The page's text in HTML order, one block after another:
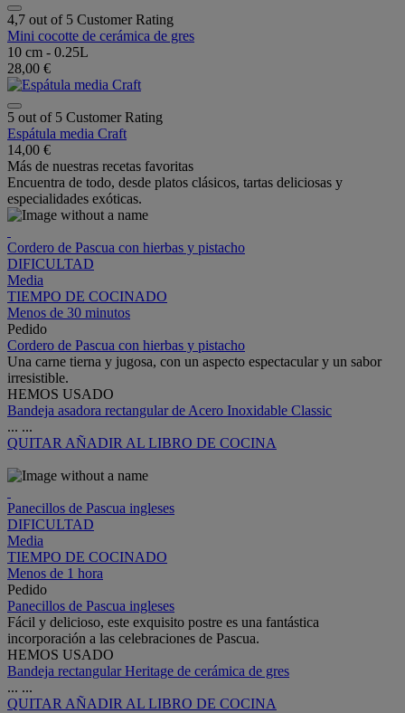
4,7 out of 5 Customer Rating
Mini cocotte de cerámica de gres
10 cm - 0.25L
28,00 €
5 out of 5 Customer Rating
Espátula media Craft
14,00 €
Más de nuestras recetas favoritas
Encuentra de todo, desde platos clásicos, tartas deliciosas y
especialidades exóticas.
Cordero de Pascua con hierbas y pistacho
DIFICULTAD
Media
TIEMPO DE COCINADO
Menos de 30 minutos
Pedido
Cordero de Pascua con hierbas y pistacho
Una carne tierna y jugosa, con un aspecto espectacular y un sabor
irresistible.
HEMOS USADO
Bandeja asadora rectangular de Acero Inoxidable Classic
... ...
QUITAR AÑADIR AL LIBRO DE COCINA
Panecillos de Pascua ingleses
DIFICULTAD
Media
TIEMPO DE COCINADO
Menos de 1 hora
Pedido
Panecillos de Pascua ingleses
Fácil y delicioso, este exquisito postre es una fantástica
incorporación a las celebraciones de Pascua.
HEMOS USADO
Bandeja rectangular Heritage de cerámica de gres
... ...
QUITAR AÑADIR AL LIBRO DE COCINA